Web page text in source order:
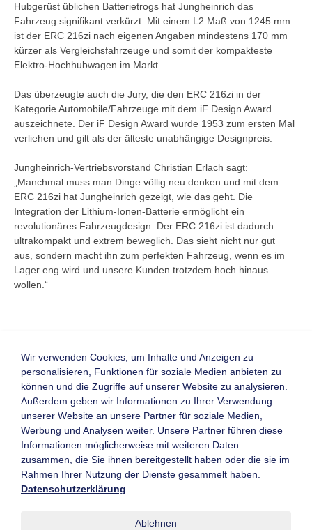
Hubgerüst üblichen Batterietrogs hat Jungheinrich das
Fahrzeug signifikant verkürzt. Mit einem L2 Maß von 1245 mm
ist der ERC 216zi nach eigenen Angaben mindestens 170 mm
kürzer als Vergleichsfahrzeuge und somit der kompakteste
Elektro-Hochhubwagen im Markt.
Das überzeugte auch die Jury, die den ERC 216zi in der
Kategorie Automobile/Fahrzeuge mit dem iF Design Award
auszeichnete. Der iF Design Award wurde 1953 zum ersten Mal
verliehen und gilt als der älteste unabhängige Designpreis.
Jungheinrich-Vertriebsvorstand Christian Erlach sagt:
„Manchmal muss man Dinge völlig neu denken und mit dem
ERC 216zi hat Jungheinrich gezeigt, wie das geht. Die
Integration der Lithium-Ionen-Batterie ermöglicht ein
revolutionäres Fahrzeugdesign. Der ERC 216zi ist dadurch
ultrakompakt und extrem beweglich. Das sieht nicht nur gut
aus, sondern macht ihn zum perfekten Fahrzeug, wenn es im
Lager eng wird und unsere Kunden trotzdem hoch hinaus
wollen.“
Zurück
Homepage Visitenkarte
Kontaktformular
Newsletter
Archiv
Mitglieder-Login
Neu registrieren
Leistungsverzeichnis
Messen & Veranstaltungen
Wir verwenden Cookies, um Inhalte und Anzeigen zu
personalisieren, Funktionen für soziale Medien anbieten zu
können und die Zugriffe auf unserer Website zu analysieren.
Außerdem geben wir Informationen zu Ihrer Verwendung
unserer Website an unsere Partner für soziale Medien,
Werbung und Analysen weiter. Unsere Partner führen diese
Informationen möglicherweise mit weiteren Daten
zusammen, die Sie ihnen bereitgestellt haben oder die sie im
Rahmen Ihrer Nutzung der Dienste gesammelt haben.
Datenschutzerklärung
Ablehnen